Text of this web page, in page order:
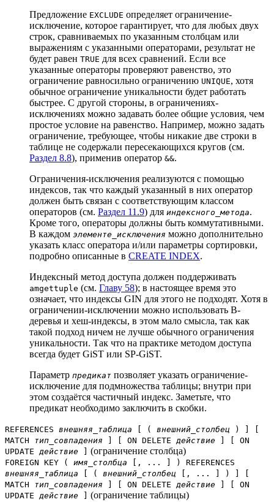
Предложение EXCLUDE определяет ограничение-
исключение, которое гарантирует, что для любых двух
строк, сравниваемых по указанным столбцам или
выражениям с указанными операторами, результат не
будет равен TRUE для всех сравнений. Если все
указанные операторы проверяют равенство, это
ограничение равносильно ограничению UNIQUE, хотя
обычное ограничение уникальности будет работать
быстрее. С другой стороны, в ограничениях-
исключениях можно задавать более общие условия, чем
простое условие на равенство. Например, можно задать
ограничение, требующее, чтобы никакие две строки в
таблице не содержали пересекающихся кругов (см.
Раздел 8.8), применив оператор &&.
Ограничения-исключения реализуются с помощью
индексов, так что каждый указанный в них оператор
должен быть связан с соответствующим классом
операторов (см. Раздел 11.9) для индексного_метода.
Кроме того, операторы должны быть коммутативными.
В каждом элементе_исключения можно дополнительно
указать класс оператора и/или параметры сортировки,
подробно описанные в CREATE INDEX.
Индексный метод доступа должен поддерживать
amgettuple (см. Главу 58); в настоящее время это
означает, что индексы GIN для этого не подходят. Хотя в
ограничении-исключении можно использовать B-
деревья и хеш-индексы, в этом мало смысла, так как
такой подход ничем не лучше обычного ограничения
уникальности. Так что на практике методом доступа
всегда будет GiST или SP-GiST.
Параметр предикат позволяет указать ограничение-
исключение для подмножества таблицы; внутри при
этом создаётся частичный индекс. Заметьте, что
предикат необходимо заключить в скобки.
REFERENCES внешняя_таблица [ ( внешний_столбец ) ] [
MATCH
тип_совпадения ] [ ON DELETE действие ] [ ON
UPDATE действие (ограничение столбца)
FOREIGN KEY ( имя_столбца [, ... ] ) REFERENCES
внешняя_таблица [ ( внешний_столбец [, ... ] ) ] [
MATCH
тип_совпадения ] [ ON DELETE действие ] [ ON
UPDATE действие
(ограничение таблицы)